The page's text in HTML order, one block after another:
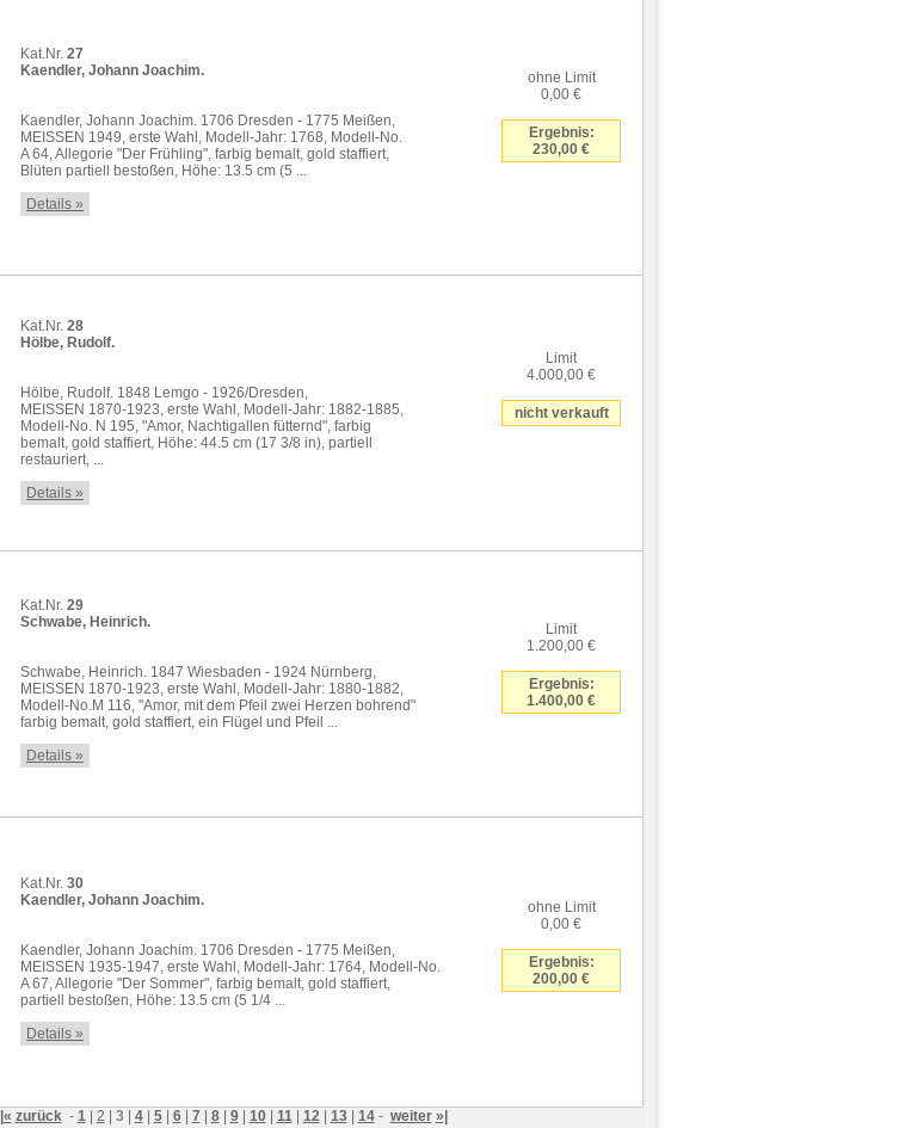
Kat.Nr. 27
Kaendler, Johann Joachim.
Kaendler, Johann Joachim. 1706 Dresden - 1775 Meißen,
MEISSEN 1949, erste Wahl, Modell-Jahr: 1768, Modell-No.
A 64, Allegorie "Der Frühling", farbig bemalt, gold staffiert,
Blüten partiell bestoßen, Höhe: 13.5 cm (5 ...
Details »
ohne Limit
0,00 €
Ergebnis:
230,00 €
Kat.Nr. 28
Hölbe, Rudolf.
Hölbe, Rudolf. 1848 Lemgo - 1926/Dresden,
MEISSEN 1870-1923, erste Wahl, Modell-Jahr: 1882-1885,
Modell-No. N 195, "Amor, Nachtigallen fütternd", farbig
bemalt, gold staffiert, Höhe: 44.5 cm (17 3/8 in), partiell
restauriert, ...
Details »
Limit
4.000,00 €
nicht verkauft
Kat.Nr. 29
Schwabe, Heinrich.
Schwabe, Heinrich. 1847 Wiesbaden - 1924 Nürnberg,
MEISSEN 1870-1923, erste Wahl, Modell-Jahr: 1880-1882,
Modell-No.M 116, "Amor, mit dem Pfeil zwei Herzen bohrend"
farbig bemalt, gold staffiert, ein Flügel und Pfeil ...
Details »
Limit
1.200,00 €
Ergebnis:
1.400,00 €
Kat.Nr. 30
Kaendler, Johann Joachim.
Kaendler, Johann Joachim. 1706 Dresden - 1775 Meißen,
MEISSEN 1935-1947, erste Wahl, Modell-Jahr: 1764, Modell-No.
A 67, Allegorie "Der Sommer", farbig bemalt, gold staffiert,
partiell bestoßen, Höhe: 13.5 cm (5 1/4 ...
Details »
ohne Limit
0,00 €
Ergebnis:
200,00 €
|« zurück- 1| 2 3 4| 5| 6| 7 8| 9| 10| 11| 12| 13| 14- weiter »|